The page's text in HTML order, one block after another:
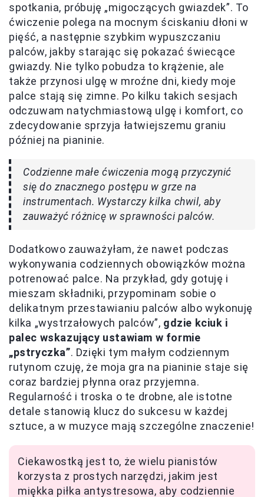
spotkania, próbuję „migoczących gwiazdek”. To
ćwiczenie polega na mocnym ściskaniu dłoni w
pięść, a następnie szybkim wypuszczaniu
palców, jakby starając się pokazać świecące
gwiazdy. Nie tylko pobudza to krążenie, ale
także przynosi ulgę w mroźne dni, kiedy moje
palce stają się zimne. Po kilku takich sesjach
odczuwam natychmiastową ulgę i komfort, co
zdecydowanie sprzyja łatwiejszemu graniu
później na pianinie.
Codzienne małe ćwiczenia mogą przyczynić
się do znacznego postępu w grze na
instrumentach. Wystarczy kilka chwil, aby
zauważyć różnicę w sprawności palców.
Dodatkowo zauważyłam, że nawet podczas
wykonywania codziennych obowiązków można
potrenować palce. Na przykład, gdy gotuję i
mieszam składniki, przypominam sobie o
delikatnym przestawianiu palców albo wykonuję
kilka „wystrzałowych palców”, gdzie kciuk i
palec wskazujący ustawiam w formie
„pstryczka”. Dzięki tym małym codziennym
rutynom czuję, że moja gra na pianinie staje się
coraz bardziej płynna oraz przyjemna.
Regularność i troska o te drobne, ale istotne
detale stanowią klucz do sukcesu w każdej
sztuce, a w muzyce mają szczególne znaczenie!
Ciekawostką jest to, że wielu pianistów
korzysta z prostych narzędzi, jakim jest
miękka piłka antystresowa, aby codziennie